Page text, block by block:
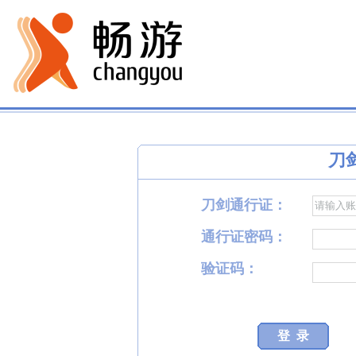
刀
刀剑通行证：
通行证密码：
验证码：